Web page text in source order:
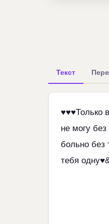
Текст
♥♥♥Только
не могу
больно
тебя